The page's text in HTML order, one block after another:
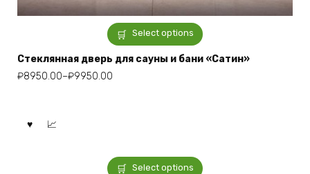
Select options
Стеклянная дверь для сауны и бани «Сатин»
₽8950.00–₽9950.00
Select options